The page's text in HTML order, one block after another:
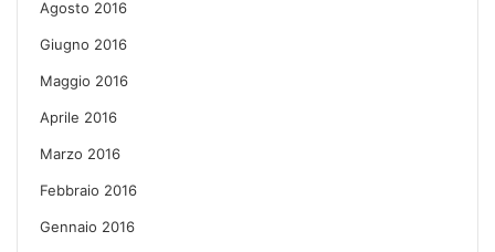
Agosto 2016
Giugno 2016
Maggio 2016
Aprile 2016
Marzo 2016
Febbraio 2016
Gennaio 2016